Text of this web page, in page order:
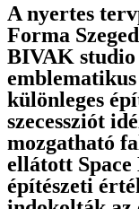
A nyertes
Forma
BIVAK
különleges
szecessziót
mozgatható
ellátott
építészeti